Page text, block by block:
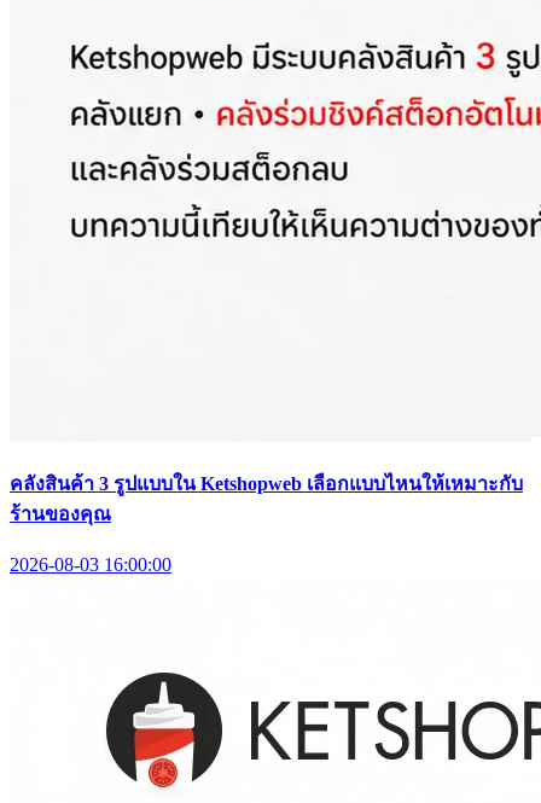
คลังสินค้า 3 รูปแบบใน Ketshopweb เลือกแบบไหนให้เหมาะกับ
ร้านของคุณ
2026-08-03 16:00:00